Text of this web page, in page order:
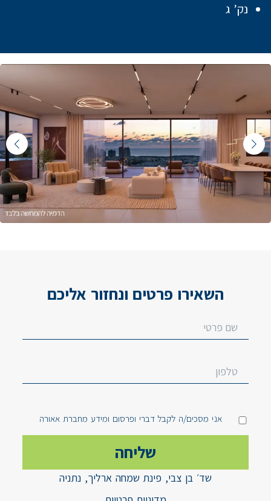
נק’ ג
Featured Content Slider
השאירו פרטים ונחזור אליכם
אני מסכים/ה לקבל דברי ופרסום ומידע מחברת אאורה
שד׳ בן צבי, פינת שמחה ארליך, נתניה